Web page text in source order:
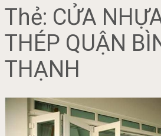
Thẻ: CỬA
THÉP QUẬN
THẠNH